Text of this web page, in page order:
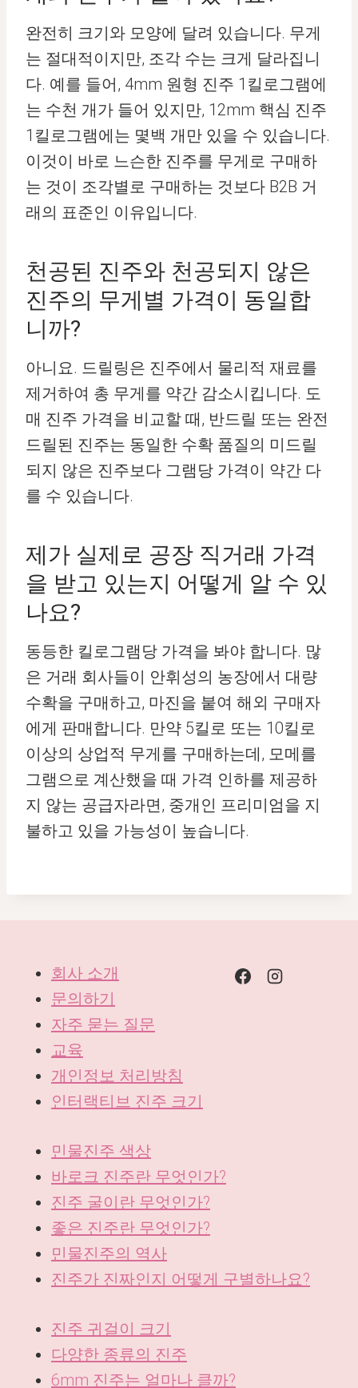
완전히 크기와 모양에 달려 있습니다. 무게
는 절대적이지만, 조각 수는 크게 달라집니
다. 예를 들어, 4mm 원형 진주 1킬로그램에
는 수천 개가 들어 있지만, 12mm 핵심 진주
1킬로그램에는 몇백 개만 있을 수 있습니다.
이것이 바로 느슨한 진주를 무게로 구매하
는 것이 조각별로 구매하는 것보다 B2B 거
래의 표준인 이유입니다.
천공된 진주와 천공되지 않은
진주의 무게별 가격이 동일합
니까?
아니요. 드릴링은 진주에서 물리적 재료를
제거하여 총 무게를 약간 감소시킵니다. 도
매 진주 가격을 비교할 때, 반드릴 또는 완전
드릴된 진주는 동일한 수확 품질의 미드릴
되지 않은 진주보다 그램당 가격이 약간 다
를 수 있습니다.
제가 실제로 공장 직거래 가격
을 받고 있는지 어떻게 알 수 있
나요?
동등한 킬로그램당 가격을 봐야 합니다. 많
은 거래 회사들이 안휘성의 농장에서 대량
수확을 구매하고, 마진을 붙여 해외 구매자
에게 판매합니다. 만약 5킬로 또는 10킬로
이상의 상업적 무게를 구매하는데, 모메를
그램으로 계산했을 때 가격 인하를 제공하
지 않는 공급자라면, 중개인 프리미엄을 지
불하고 있을 가능성이 높습니다.
회사 소개
문의하기
자주 묻는 질문
교육
개인정보 처리방침
인터랙티브 진주 크기
민물진주 색상
바로크 진주란 무엇인가?
진주 굴이란 무엇인가?
좋은 진주란 무엇인가?
민물진주의 역사
진주가 진짜인지 어떻게 구별하나요?
진주 귀걸이 크기
다양한 종류의 진주
6mm 진주는 얼마나 클까?